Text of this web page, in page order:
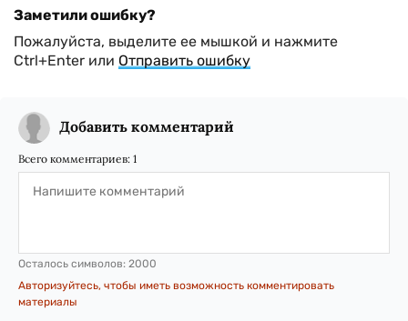
Заметили ошибку?
Пожалуйста, выделите ее мышкой и нажмите
Ctrl+Enter или Отправить ошибку
Добавить комментарий
Всего комментариев: 1
Осталось символов: 2000
Авторизуйтесь, чтобы иметь возможность комментировать
материалы